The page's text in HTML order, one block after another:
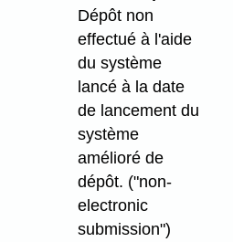
Dépôt non
effectué à l'aide
du système
lancé à la date
de lancement du
système
amélioré de
dépôt. ("non-
electronic
submission")